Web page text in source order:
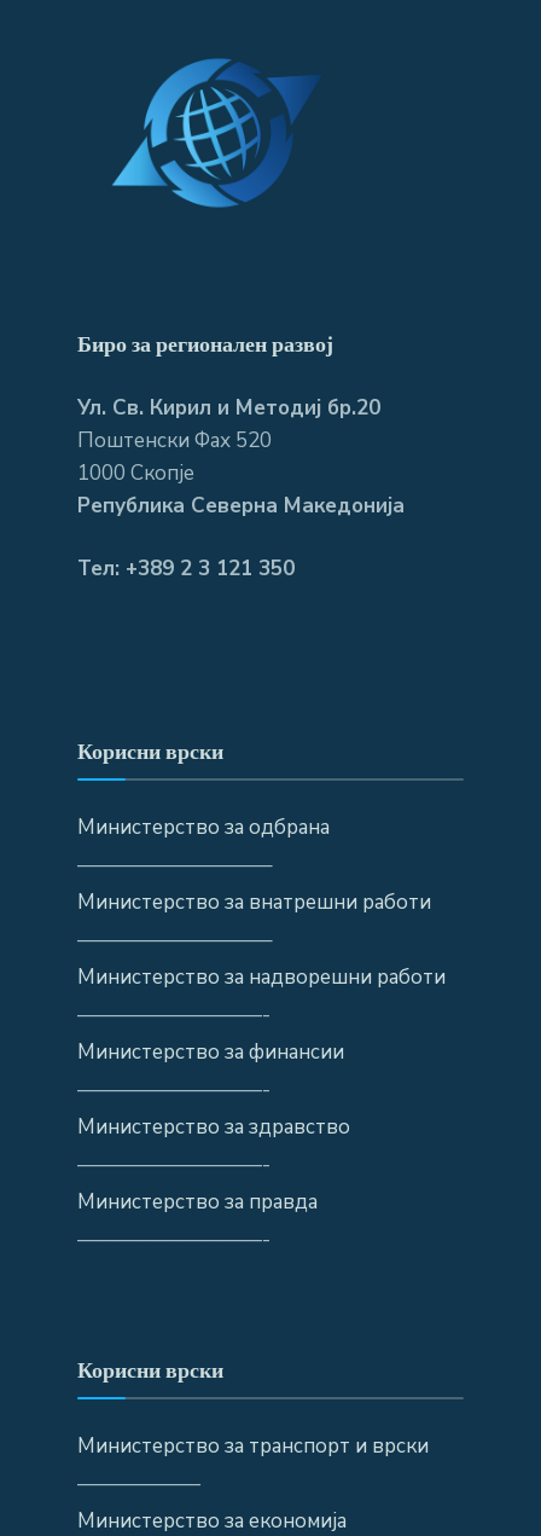
Биро за регионален развој
Ул. Св. Кирил и Методиј бр.20
Поштенски Фах 520
1000 Скопје
Република Северна Македонија
Тел: +389 2 3 121 350
Корисни врски
Министерство за одбрана
—————————–
Министерство за внатрешни работи
—————————–
Министерство за надворешни работи
—————————-
Министерство за финансии
—————————-
Министерство за здравство
—————————-
Министерство за правда
—————————-
Корисни врски
Министерство за транспорт и врски
——————
Министерство за економија